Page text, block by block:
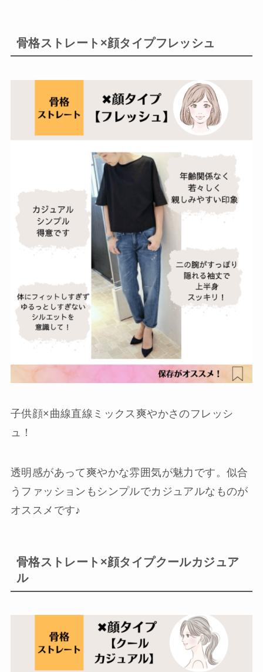
骨格ストレート×顔タイプフレッシュ
子供顔×曲線直線ミックス爽やかさのフレッシ
ュ！
透明感があって爽やかな雰囲気が魅力です。似合
うファッションもシンプルでカジュアルなものが
オススメです♪
骨格ストレート×顔タイプクールカジュア
ル